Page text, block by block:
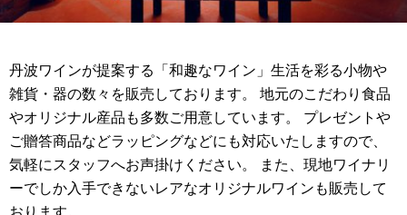
丹波ワインが提案する「和趣なワイン」生活を彩る小物や
雑貨・器の数々を販売しております。 地元のこだわり食品
やオリジナル産品も多数ご用意しています。 プレゼントや
ご贈答商品などラッピングなどにも対応いたしますので、
気軽にスタッフへお声掛けください。 また、現地ワイナリ
ーでしか入手できないレアなオリジナルワインも販売して
おります。